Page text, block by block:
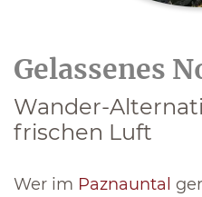
Gelassenes
Wander-
frischen Luft
Wer im Paznauntal